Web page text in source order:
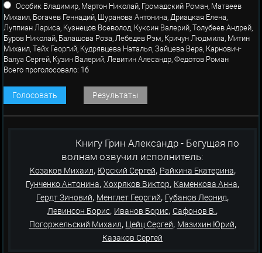
Особик Владимир, Мартон Николай, Громадский Роман, Матвеев
Михаил, Богачев Геннадий, Шуранова Антонина, Дриацкая Елена,
Луппиан Лариса, Кузнецов Всеволод, Куксин Валерий, Толубеев Андрей,
Буров Николай, Балашова Роза, Лебедев Рэм, Кричун Людмила, Митин
Михаил, Тейх Георгий, Кудрявцева Наталья, Зайцева Вера, Карнович-
Валуа Сергей, Кузин Валерий, Левитин Алесандр, Федотов Роман
Всего проголосовало: 16
Голосовать Результаты
Книгу Грин Александр - Бегущая по
волнам озвучил исполнитель:
Козаков Михаил, Юрский Сергей, Райкина Екатерина,
Гунченко Антонина, Хохряков Виктор, Каменкова Анна,
Гердт Зиновий, Менглет Георгий, Губанов Леонид,
Левинсон Борис, Иванов Борис, Сафонов В.,
Погоржельский Михаил, Цейц Сергей, Мазихин Юрий,
Казаков Сергей